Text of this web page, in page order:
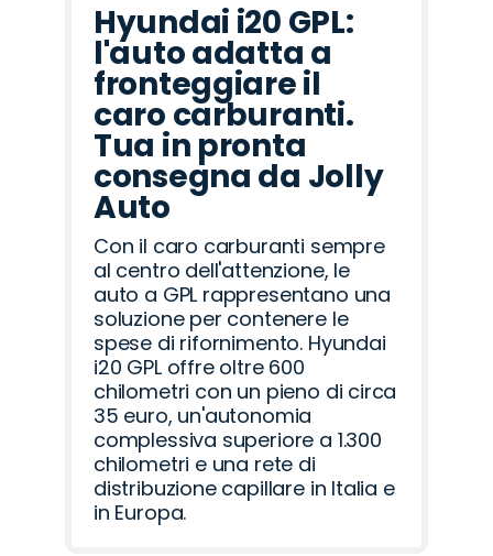
Hyundai i20 GPL:
l'auto adatta a
fronteggiare il
caro carburanti.
Tua in pronta
consegna da Jolly
Auto
Con il caro carburanti sempre
al centro dell'attenzione, le
auto a GPL rappresentano una
soluzione per contenere le
spese di rifornimento. Hyundai
i20 GPL offre oltre 600
chilometri con un pieno di circa
35 euro, un'autonomia
complessiva superiore a 1.300
chilometri e una rete di
distribuzione capillare in Italia e
in Europa.